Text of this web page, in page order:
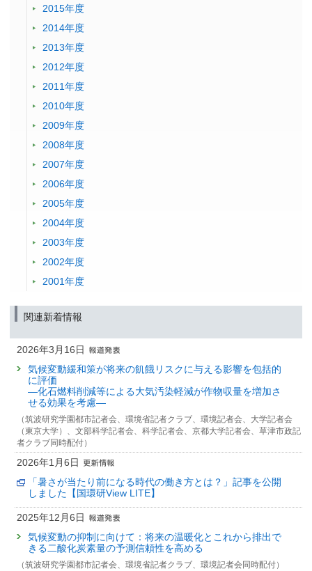
2015年度
2014年度
2013年度
2012年度
2011年度
2010年度
2009年度
2008年度
2007年度
2006年度
2005年度
2004年度
2003年度
2002年度
2001年度
関連新着情報
2026年3月16日
気候変動緩和策が将来の飢餓リスクに与える影響を包括的
に評価
—化石燃料削減等による大気汚染軽減が作物収量を増加さ
せる効果を考慮—
（筑波研究学園都市記者会、環境省記者クラブ、環境記者会、大学記者会
（東京大学）、文部科学記者会、科学記者会、京都大学記者会、草津市政記
者クラブ同時配付）
2026年1月6日
「暑さが当たり前になる時代の働き方とは？」記事を公開
しました【国環研View LITE】
2025年12月6日
気候変動の抑制に向けて：将来の温暖化とこれから排出で
きる二酸化炭素量の予測信頼性を高める
（筑波研究学園都市記者会、環境省記者クラブ、環境記者会同時配付）